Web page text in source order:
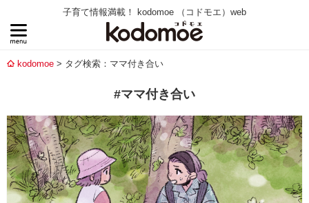
子育て情報満載！ kodomoe （コドモエ）web
kodomoe タグ検索：ママ付き合い
#ママ付き合い